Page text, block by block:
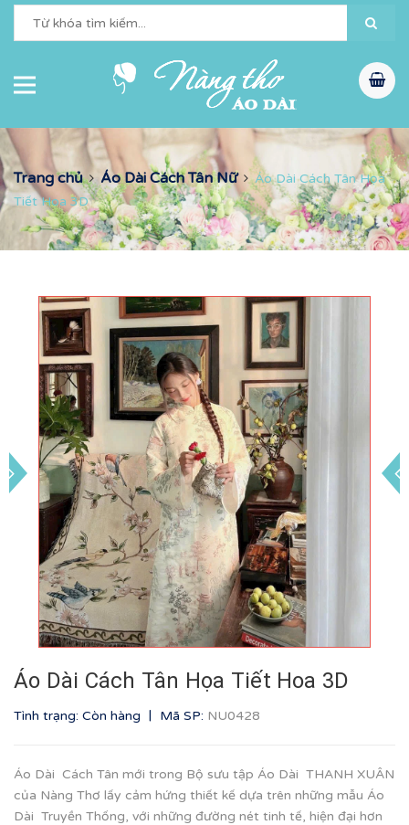
Trang chủ Áo Dài Cách Tân Nữ
Áo Dài Cách Tân Họa
Tiết Hoa 3D
Áo Dài Cách Tân Họa Tiết Hoa 3D
Tình trạng: Còn hàng | Mã SP: NU0428
Áo Dài Cách Tân mới trong Bộ sưu tập Áo Dài THANH XUÂN
của Nàng Thơ lấy cảm hứng thiết kế dựa trên những mẫu Áo
Dài Truyền Thống, với những đường nét tinh tế, hiện đại hơn